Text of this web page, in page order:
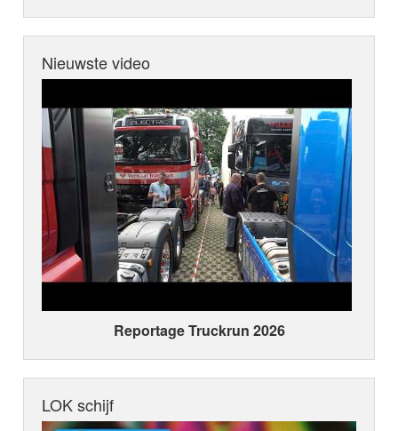
Nieuwste video
Reportage Truckrun 2026
LOK schijf